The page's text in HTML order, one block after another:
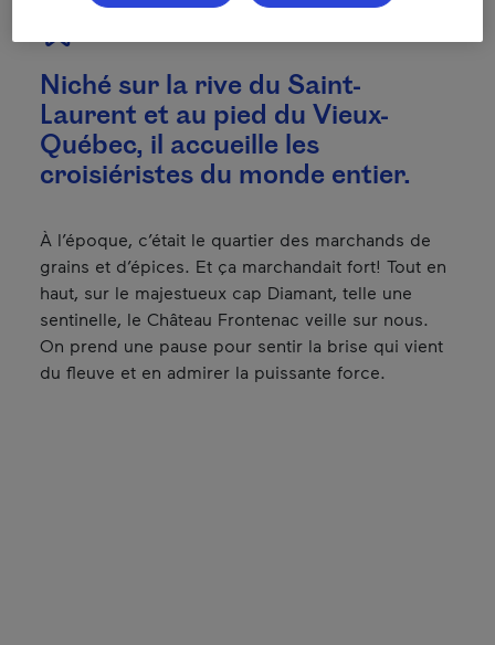
Niché sur la rive du Saint-
Laurent et au pied du Vieux-
Québec, il accueille les
croisiéristes du monde entier.
À l’époque, c’était le quartier des marchands de
grains et d’épices. Et ça marchandait fort! Tout en
haut, sur le majestueux cap Diamant, telle une
sentinelle, le Château Frontenac veille sur nous.
On prend une pause pour sentir la brise qui vient
du fleuve et en admirer la puissante force.